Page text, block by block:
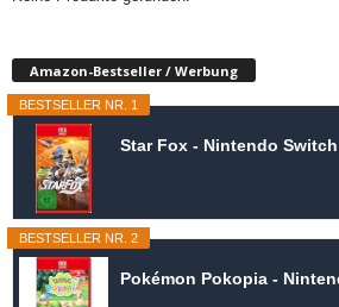
Amazon-Bestseller / Werbung
BESTSELLER NR. 1
Star Fox - Nintendo
BESTSELLER NR. 2
Pokémon Pokopia -